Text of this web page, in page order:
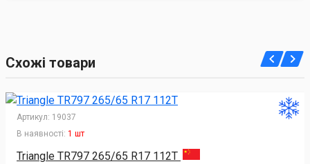
Схожі товари
Артикул: 19037
В наявності: 1 шт
Triangle TR797 265/65 R17 112T